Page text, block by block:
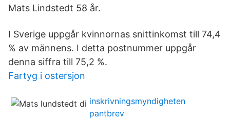
Mats Lindstedt 58 år.
I Sverige uppgår kvinnornas snittinkomst till 74,4
% av männens. I detta postnummer uppgår
denna siffra till 75,2 %.
Fartyg i ostersjon
inskrivningsmyndigheten
pantbrev